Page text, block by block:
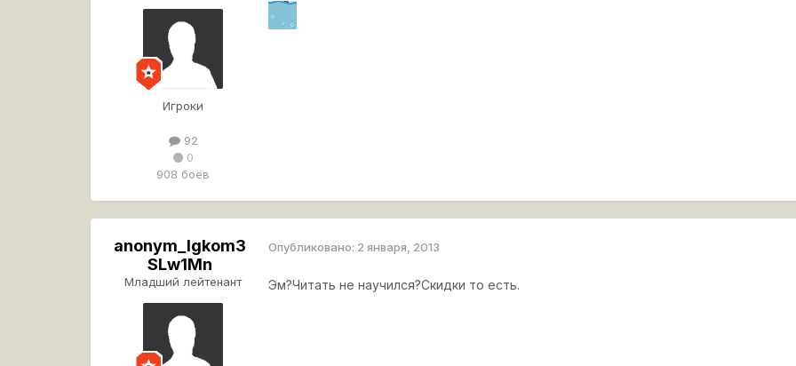
Игроки
92
0
908 боёв
anonym_lgkom3
SLw1Mn
Младший лейтенант
Опубликовано: 2 января, 2013
Эм?Читать не научился?Скидки то есть.